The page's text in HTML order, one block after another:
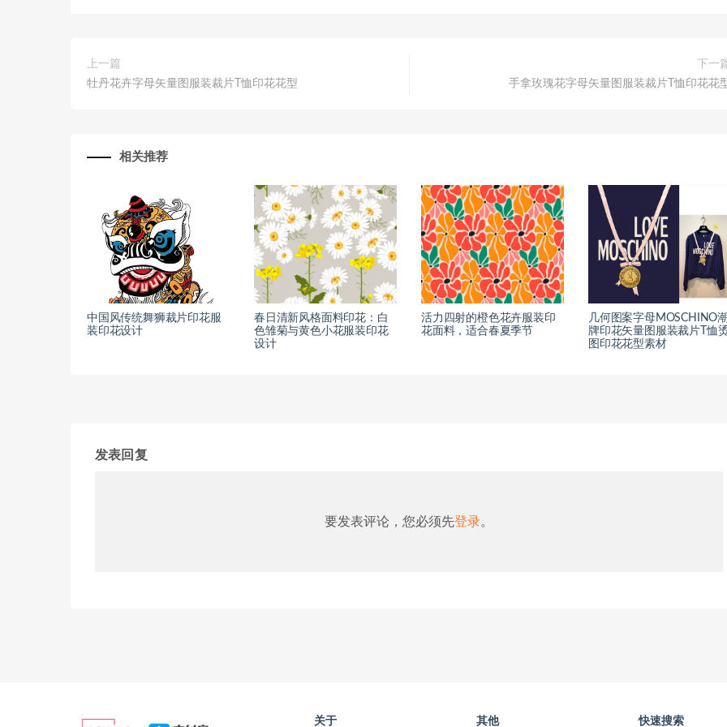
上一篇
牡丹花卉字母矢量图服装裁片T恤印花花型
下一
手拿玫瑰花字母矢量图服装裁片T恤印花花
相关推荐
中国风传统舞狮裁片印花服
装印花设计
春日清新风格面料印花：白
色雏菊与黄色小花服装印花
设计
活力四射的橙色花卉服装印
花面料，适合春夏季节
几何图案字母MOSCHINO潮
牌印花矢量图服装裁片T恤烫
图印花花型素材
发表回复
要发表评论，您必须先登录。
关于 其他 快速搜索